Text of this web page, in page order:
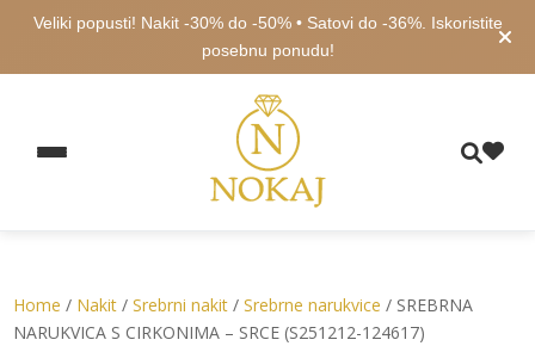
Veliki popusti! Nakit -30% do -50% • Satovi do -36%. Iskoristite
posebnu ponudu!
Home / Nakit /Srebrni nakit /Srebrne narukvice / SREBRNA
NARUKVICA S CIRKONIMA – SRCE (S251212-124617)